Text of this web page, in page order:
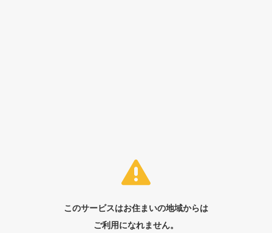
このサービスはお住まいの地域からは
ご利用になれません。